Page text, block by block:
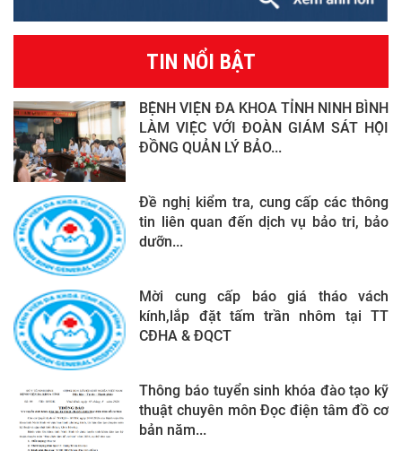
TIN NỔI BẬT
BỆNH VIỆN ĐA KHOA TỈNH NINH BÌNH
LÀM VIỆC VỚI ĐOÀN GIÁM SÁT HỘI
ĐỒNG QUẢN LÝ BẢO...
Đề nghị kiểm tra, cung cấp các thông
tin liên quan đến dịch vụ bảo tri, bảo
dưỡn...
Mời cung cấp báo giá tháo vách
kính,lắp đặt tấm trần nhôm tại TT
CĐHA & ĐQCT
Thông báo tuyển sinh khóa đào tạo kỹ
thuật chuyên môn Đọc điện tâm đồ cơ
bản năm...